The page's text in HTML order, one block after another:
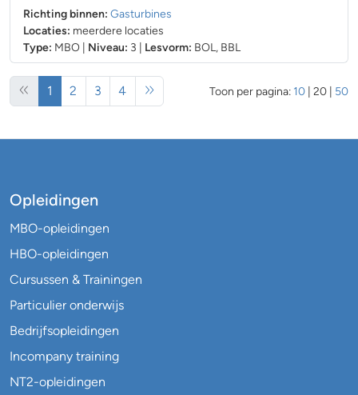
Richting binnen: Gasturbines
Locaties: meerdere locaties
Type: MBO Niveau: 3 Lesvorm: BOL, BBL
1 (huidige)
2 3 4 Toon per pagina: 10 20 50
Opleidingen
MBO-opleidingen
HBO-opleidingen
Cursussen & Trainingen
Particulier onderwijs
Bedrijfsopleidingen
Incompany training
NT2-opleidingen